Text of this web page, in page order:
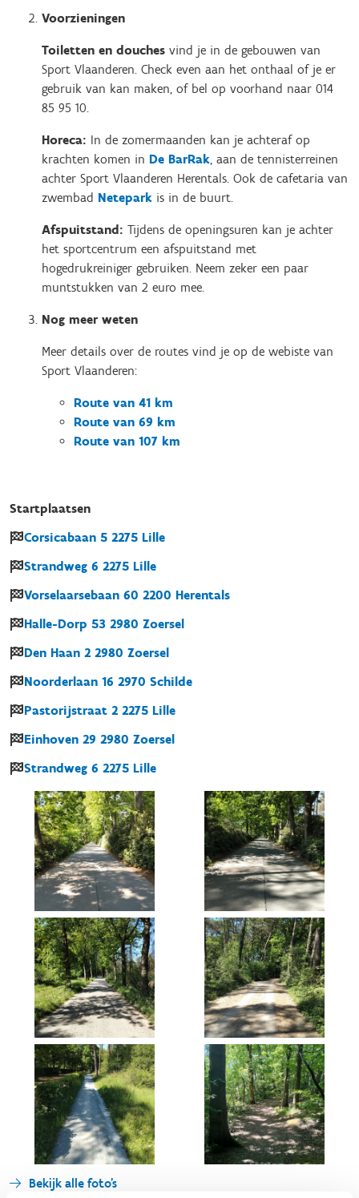
Voorzieningen
Toiletten en douches vind je in de gebouwen van
Sport Vlaanderen. Check even aan het onthaal of je er
gebruik van kan maken, of bel op voorhand naar 014
85 95 10.
Horeca: In de zomermaanden kan je achteraf op
krachten komen in De BarRak, aan de tennisterreinen
achter Sport Vlaanderen Herentals. Ook de cafetaria van
zwembad Netepark is in de buurt.
Afspuitstand: Tijdens de openingsuren kan je achter
het sportcentrum een afspuitstand met
hogedrukreiniger gebruiken. Neem zeker een paar
muntstukken van 2 euro mee.
Nog meer weten
Meer details over de routes vind je op de webiste van
Sport Vlaanderen:
Route van 41 km
Route van 69 km
Route van 107 km
Startplaatsen
Corsicabaan 5 2275 Lille
Strandweg 6 2275 Lille
Vorselaarsebaan 60 2200 Herentals
Halle-Dorp 53 2980 Zoersel
Den Haan 2 2980 Zoersel
Noorderlaan 16 2970 Schilde
Pastorijstraat 2 2275 Lille
Einhoven 29 2980 Zoersel
Strandweg 6 2275 Lille
Bekijk alle foto's